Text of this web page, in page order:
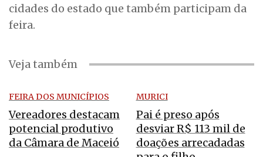
cidades do estado que também participam da
feira.
Veja também
FEIRA DOS MUNICÍPIOS
Vereadores destacam
potencial produtivo
da Câmara de Maceió
MURICI
Pai é preso após
desviar R$ 113 mil de
doações arrecadadas